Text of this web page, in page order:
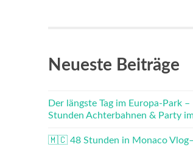
Neueste Beiträge
Der längste Tag im Europa-Park –
Stunden Achterbahnen & Party
🇲🇨 48 Stunden in Monaco Vlog–